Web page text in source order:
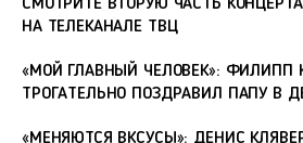
СМОТРИТЕ ВТОРУЮ ЧАСТЬ
НА ТЕЛЕКАНАЛЕ ТВЦ
«МОЙ ГЛАВНЫЙ ЧЕЛОВЕК»: ФИЛИПП
ТРОГАТЕЛЬНО ПОЗДРАВИЛ ПАПУ В
«МЕНЯЮТСЯ ВКСУСЫ»: ДЕНИС